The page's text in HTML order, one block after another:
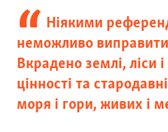
Ніякими
неможливо
Вкрадено землі, ліси
цінності та
моря і гори, живих і